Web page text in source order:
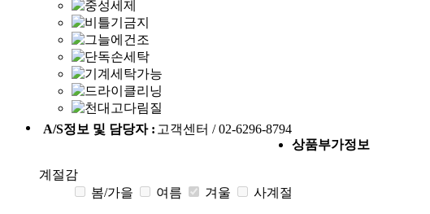
A/S정보 및 담당자 : 고객센터 / 02-6296-8794
상품부가정보
계절감
봄/가을
여름 겨울 사계절